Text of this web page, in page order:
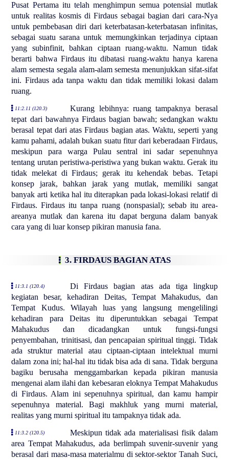
Pusat Pertama itu telah menghimpun semua potensial mutlak
untuk realitas kosmis di Firdaus sebagai bagian dari cara-Nya
untuk pembebasan diri dari keterbatasan-keterbatasan infinitas,
sebagai suatu sarana untuk memungkinkan terjadinya ciptaan
yang subinfinit, bahkan ciptaan ruang-waktu. Namun tidak
berarti bahwa Firdaus itu dibatasi ruang-waktu hanya karena
alam semesta segala alam-alam semesta menunjukkan sifat-sifat
ini. Firdaus ada tanpa waktu dan tidak memiliki lokasi dalam
ruang.
11:2.11 (120.3)
Kurang lebihnya: ruang tampaknya berasal
tepat dari bawahnya Firdaus bagian bawah; sedangkan waktu
berasal tepat dari atas Firdaus bagian atas. Waktu, seperti yang
kamu pahami, adalah bukan suatu fitur dari keberadaan Firdaus,
meskipun para warga Pulau sentral ini sadar sepenuhnya
tentang urutan peristiwa-peristiwa yang bukan waktu. Gerak itu
tidak melekat di Firdaus; gerak itu kehendak bebas. Tetapi
konsep jarak, bahkan jarak yang mutlak, memiliki sangat
banyak arti ketika hal itu diterapkan pada lokasi-lokasi relatif di
Firdaus. Firdaus itu tanpa ruang (nonspasial); sebab itu area-
areanya mutlak dan karena itu dapat berguna dalam banyak
cara yang di luar konsep pikiran manusia fana.
3. FIRDAUS BAGIAN ATAS
11:3.1 (120.4)
Di Firdaus bagian atas ada tiga lingkup
kegiatan besar, kehadiran Deitas, Tempat Mahakudus, dan
Tempat Kudus. Wilayah luas yang langsung mengelilingi
kehadiran para Deitas itu diperuntukkan sebagai Tempat
Mahakudus dan dicadangkan untuk fungsi-fungsi
penyembahan, trinitisasi, dan pencapaian spiritual tinggi. Tidak
ada struktur material atau ciptaan-ciptaan intelektual murni
dalam zona ini; hal-hal itu tidak bisa ada di sana. Tidak berguna
bagiku berusaha menggambarkan kepada pikiran manusia
mengenai alam ilahi dan kebesaran eloknya Tempat Mahakudus
di Firdaus. Alam ini sepenuhnya spiritual, dan kamu hampir
sepenuhnya material. Bagi makhluk yang murni material,
realitas yang murni spiritual itu tampaknya tidak ada.
11:3.2 (120.5)
Meskipun tidak ada materialisasi fisik dalam
area Tempat Mahakudus, ada berlimpah suvenir-suvenir yang
berasal dari masa-masa materialmu di sektor-sektor Tanah Suci,